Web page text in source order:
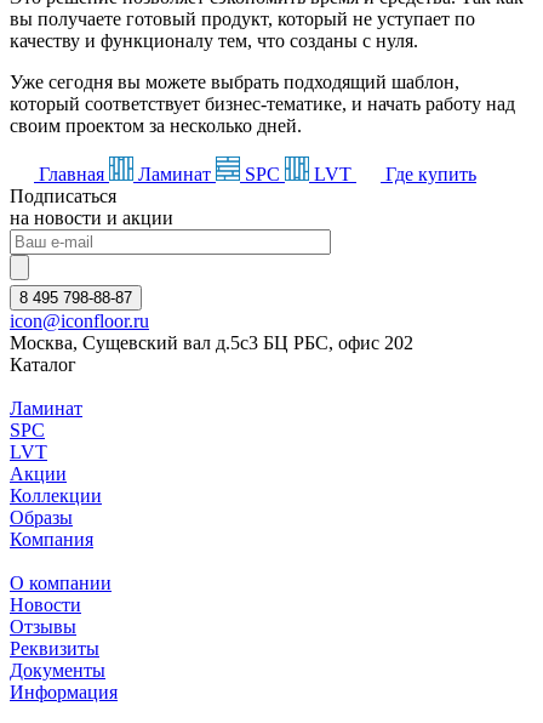
вы получаете готовый продукт, который не уступает по
качеству и функционалу тем, что созданы с нуля.
Уже сегодня вы можете выбрать подходящий шаблон,
который соответствует бизнес-тематике, и начать работу над
своим проектом за несколько дней.
Главная Ламинат SPC LVT
Где купить
Подписаться
на новости и акции
8 495 798-88-87
icon@iconfloor.ru
Москва, Сущевский вал д.5с3 БЦ РБС, офис 202
Каталог
Ламинат
SPC
LVT
Акции
Коллекции
Образы
Компания
О компании
Новости
Отзывы
Реквизиты
Документы
Информация